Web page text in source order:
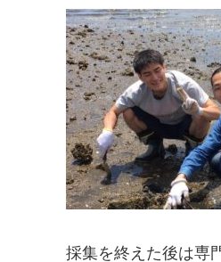
採集を終えた後は専